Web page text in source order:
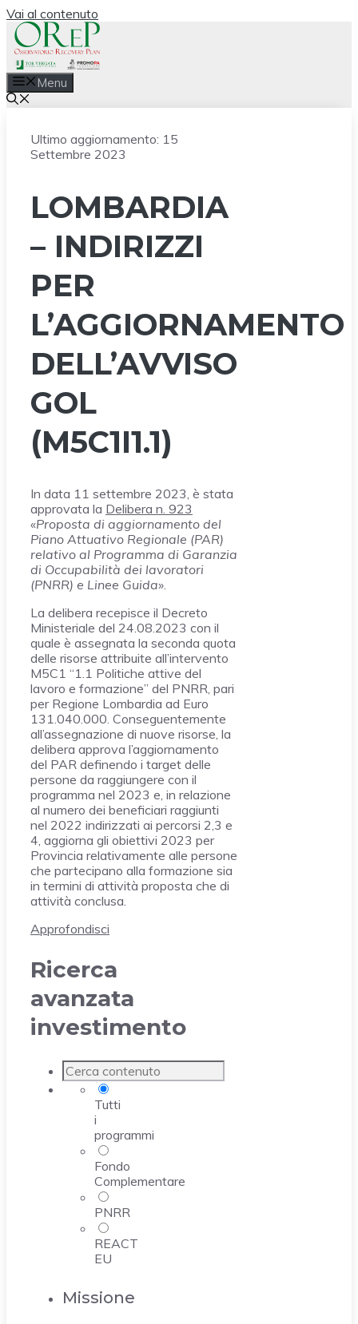
Vai al contenuto
Menu
Ultimo aggiornamento: 15
Settembre 2023
LOMBARDIA
– INDIRIZZI
PER
L’AGGIORNAMENTO
DELL’AVVISO
GOL
(M5C1I1.1)
In data 11 settembre 2023, è stata
approvata la Delibera n. 923
«Proposta di aggiornamento del
Piano Attuativo Regionale (PAR)
relativo al Programma di Garanzia
di Occupabilità dei lavoratori
(PNRR) e Linee Guida».
La delibera recepisce il Decreto
Ministeriale del 24.08.2023 con il
quale è assegnata la seconda quota
delle risorse attribuite all’intervento
M5C1 “1.1 Politiche attive del
lavoro e formazione” del PNRR, pari
per Regione Lombardia ad Euro
131.040.000. Conseguentemente
all’assegnazione di nuove risorse, la
delibera approva l’aggiornamento
del PAR definendo i target delle
persone da raggiungere con il
programma nel 2023 e, in relazione
al numero dei beneficiari raggiunti
nel 2022 indirizzati ai percorsi 2,3 e
4, aggiorna gli obiettivi 2023 per
Provincia relativamente alle persone
che partecipano alla formazione sia
in termini di attività proposta che di
attività conclusa.
Approfondisci
Ricerca
avanzata
investimento
Tutti
i
programmi
Fondo
Complementare
PNRR
REACT
EU
Missione